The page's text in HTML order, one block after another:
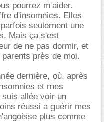
pourrez m'aider.
d'insomnies. Elles
seulement une
Mais ça s'est
de ne pas dormir, et
près de moi.
dernière, où, après
et mes
allée voir un
réussi a guérir mes
plus comme